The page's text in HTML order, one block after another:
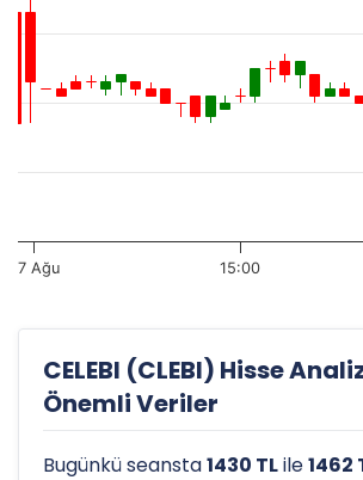
7 Ağu 15:00
CELEBI (CLEBI) Hisse
Önemli Veriler
Bugünkü seansta1430 TLile1462